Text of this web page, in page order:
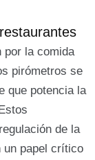
por la comida
pirómetros se
que potencia la
de la
un papel crítico